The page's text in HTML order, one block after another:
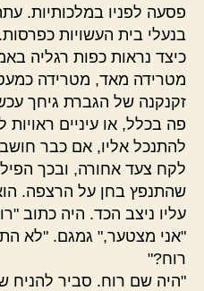
פסעה לפניו במלכותיות.
בנעלי בית העשויות
כיצד נראות כפות רגליה
מטרידה מאד, מטרידה
זקנקנה של הגברת גיחך
פה בכלל, או עיניים
להתנכל אליו, אם כבר
לקח צעד אחורה, ובכך
שהתנפץ בחן על הרצפה.
עליו ניצב הכד. היה כתוב
"אני מצטער," גמגם. "לא
רוח?"
"היה שם רוח. סביר